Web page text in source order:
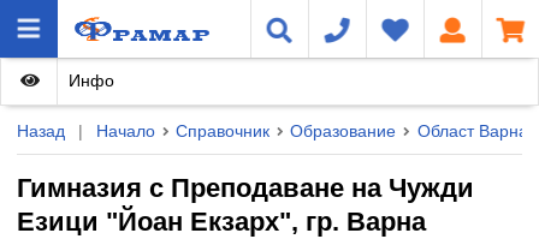
Назад | Начало Справочник Образование Област Варна
Гимназия с Преподаване на Чужди
Езици "Йоан Екзарх", гр. Варна
Инфо